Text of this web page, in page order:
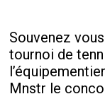
Souvenez
tournoi de
Mnstr le